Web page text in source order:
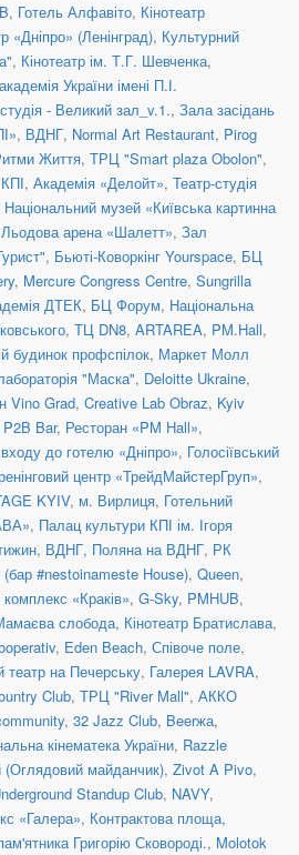
, Готель Алфавіто, Кінотеатр
«Дніпро» (Ленінград), Культурний
, Кінотеатр ім. Т.Г. Шевченка,
України імені П.І.
- Великий зал_v.1., Зала засідань
, ВДНГ, Normal Art Restaurant, Pirog
Життя, ТРЦ "Smart plaza Obolon",
, Академія «Делойт», Театр-студія
Національний музей «Київська картинна
Льодова арена «Шалетт», Зал
, Бьюті-Коворкінг Yourspace, БЦ
, Mercure Congress Centre, Sungrilla
ДТЕК, БЦ Форум, Національна
, ТЦ DN8, ARTAREA, PM.Hall,
будинок профспілок, Маркет Молл
"Маска", Deloitte Ukraine,
Vino Grad, Creative Lab Obraz, Kyiv
P2B Bar, Ресторан «PM Hall»,
до готелю «Дніпро», Голосіївський
центр «ТрейдМайстерГруп»,
KYIV, м. Вирлиця, Готельний
, Палац культури КПІ ім. Ігоря
, ВДНГ, Поляна на ВДНГ, РК
(бар #nestoinameste House), Queen,
«Краків», G-Sky, PMHUB,
слобода, Кінотеатр Братислава,
, Eden Beach, Співоче поле,
театр на Печерську, Галерея LAVRA,
Club, ТРЦ "River Mall", АККО
, 32 Jazz Club, Beerжа,
кінематека України, Razzle
майданчик), Zivot A Pivo,
Standup Club, NAVY,
«Галера», Контрактова площа,
Григорію Сковороді., Molotok